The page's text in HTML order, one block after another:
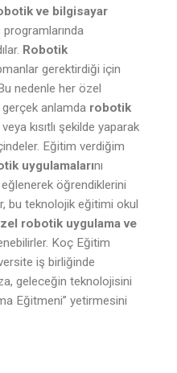
ve bilgisayar
Robotik
gerektirdiği için
nedenle her özel
anlamda robotik
kısıtlı şekilde yaparak
Eğitim verdiğim
uygulamalarını
öğrendiklerini
bu teknolojik eğitimi okul
robotik uygulama ve
Koç Eğitim
iş birliğinde
geleceğin teknolojisini
Eğitmeni” yetirmesini